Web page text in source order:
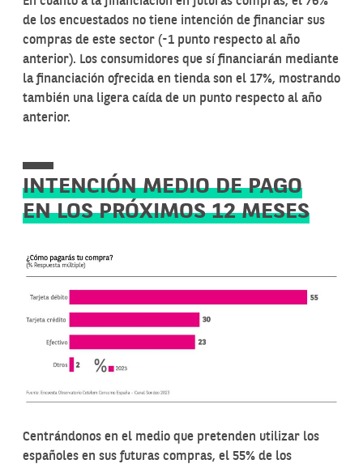
de los encuestados no tiene intención de financiar sus
compras de este sector (-1 punto respecto al año
anterior). Los consumidores que sí financiarán mediante
la financiación ofrecida en tienda son el 17%, mostrando
también una ligera caída de un punto respecto al año
anterior.
INTENCIÓN MEDIO DE PAGO
EN LOS PRÓXIMOS 12 MESES
Centrándonos en el medio que pretenden utilizar los
españoles en sus futuras compras, el 55% de los